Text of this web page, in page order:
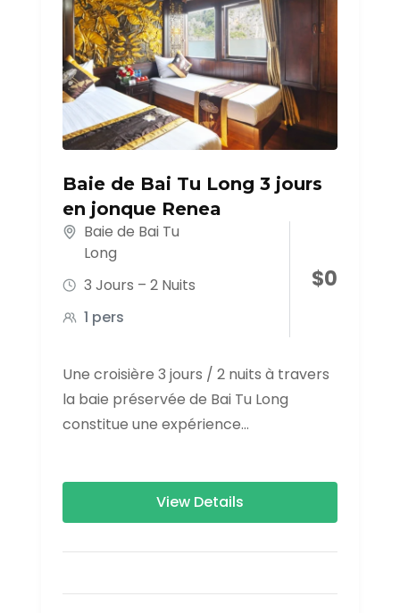
Baie de Bai Tu Long 3 jours
en jonque Renea
Baie de Bai Tu
Long
3 Jours – 2 Nuits
1 pers
$0
Une croisière 3 jours / 2 nuits à travers
la baie préservée de Bai Tu Long
constitue une expérience
View Details